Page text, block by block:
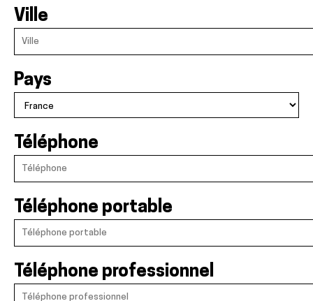
Ville
Pays
Téléphone
Téléphone portable
Téléphone professionnel